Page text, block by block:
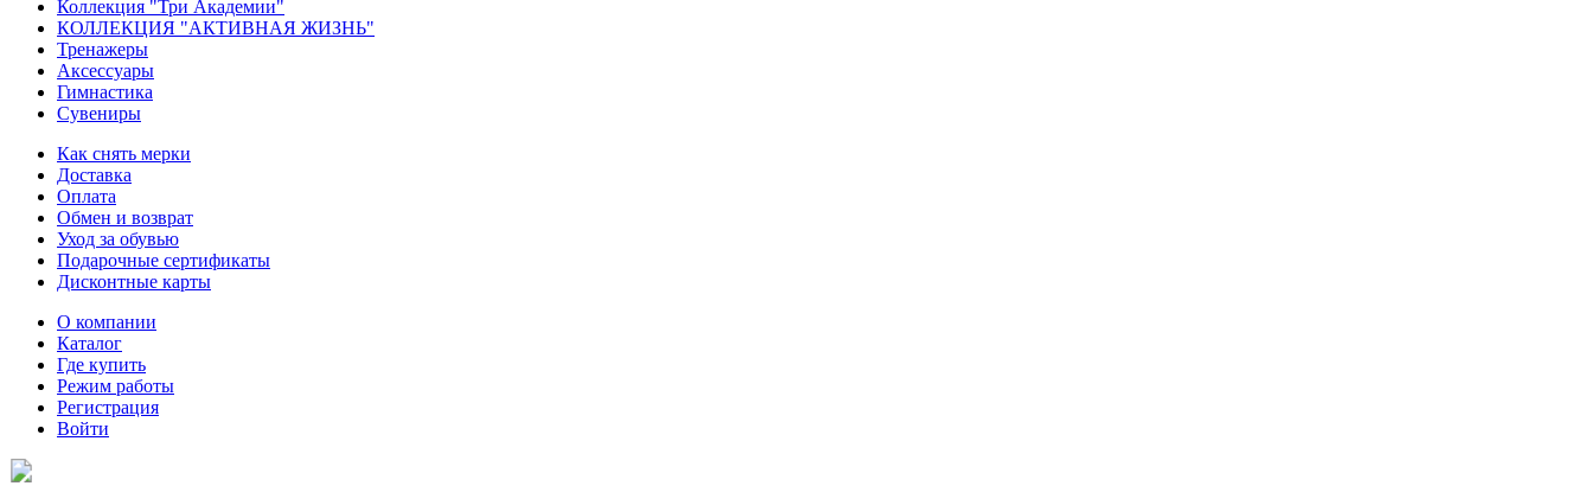
Коллекция "Три Академии"
КОЛЛЕКЦИЯ "АКТИВНАЯ ЖИЗНЬ"
Тренажеры
Аксессуары
Гимнастика
Сувениры
Как снять мерки
Доставка
Оплата
Обмен и возврат
Уход за обувью
Подарочные сертификаты
Дисконтные карты
О компании
Каталог
Где купить
Режим работы
Регистрация
Войти